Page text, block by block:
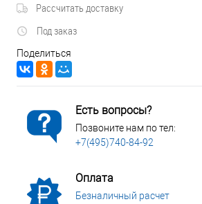
Рассчитать доставку
Под заказ
Поделиться
Есть вопросы?
Позвоните нам по тел:
+7(495)740-84-92
Оплата
Безналичный расчет